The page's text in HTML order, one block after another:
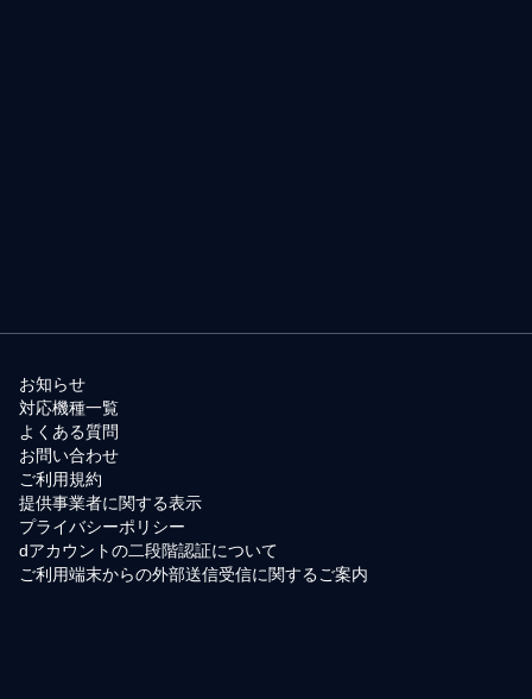
お知らせ
対応機種一覧
よくある質問
お問い合わせ
ご利用規約
提供事業者に関する表示
プライバシーポリシー
dアカウントの二段階認証について
ご利用端末からの外部送信受信に関するご案内